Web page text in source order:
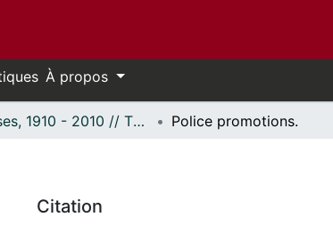
À propos
Thèses, 1910 - 2010 // Theses, 1910 - 2010 Police promotions.
Citation